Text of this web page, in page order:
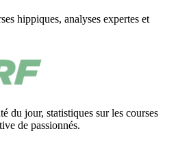
hippiques, analyses expertes et
du jour, statistiques sur les courses
de passionnés.